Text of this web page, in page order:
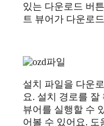
있는 다운로드 버
트 뷰어가 다운로
설치 파일을 다운
요. 설치 경로를
뷰어를 실행할 수
어볼 수 있어요. 도